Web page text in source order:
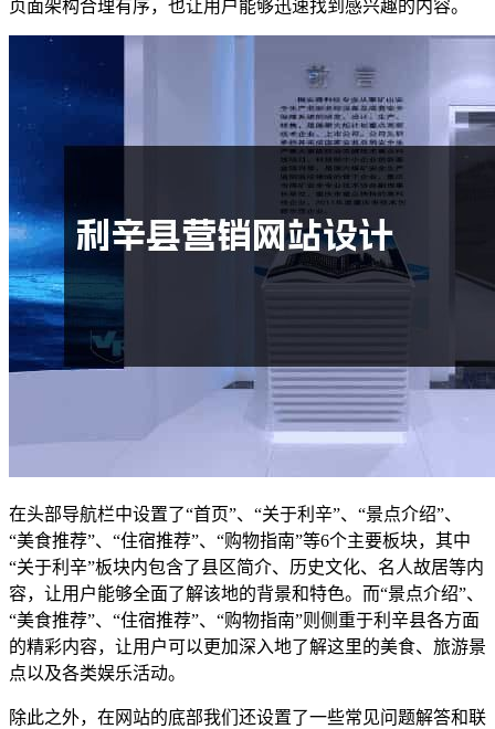
页面架构合理有序，也让用户能够迅速找到感兴趣的内容。
在头部导航栏中设置了“首页”、“关于利辛”、“景点介绍”、
“美食推荐”、“住宿推荐”、“购物指南”等6个主要板块，其中
“关于利辛”板块内包含了县区简介、历史文化、名人故居等内
容，让用户能够全面了解该地的背景和特色。而“景点介绍”、
“美食推荐”、“住宿推荐”、“购物指南”则侧重于利辛县各方面
的精彩内容，让用户可以更加深入地了解这里的美食、旅游景
点以及各类娱乐活动。
除此之外，在网站的底部我们还设置了一些常见问题解答和联